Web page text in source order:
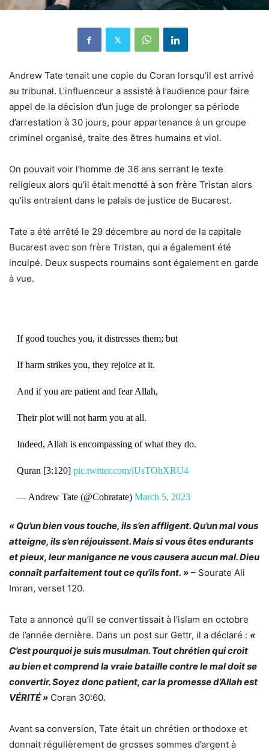
Andrew Tate tenait une copie du Coran lorsqu’il est arrivé
au tribunal. L’influenceur a assisté à l’audience pour faire
appel de la décision d’un juge de prolonger sa période
d’arrestation à 30 jours, pour appartenance à un groupe
criminel organisé, traite des êtres humains et viol.
On pouvait voir l’homme de 36 ans serrant le texte
religieux alors qu’il était menotté à son frère Tristan alors
qu’ils entraient dans le palais de justice de Bucarest.
Tate a été arrêté le 29 décembre au nord de la capitale
Bucarest avec son frère Tristan, qui a également été
inculpé. Deux suspects roumains sont également en garde
à vue.
If good touches you, it distresses them; but
If harm strikes you, they rejoice at it.
And if you are patient and fear Allah,
Their plot will not harm you at all.
Indeed, Allah is encompassing of what they do.
Quran [3:120] pic.twitter.com/iUsTOhXRU4
— Andrew Tate (@Cobratate) March 5, 2023
« Qu’un bien vous touche, ils s’en affligent. Qu’un mal vous
atteigne, ils s’en réjouissent. Mais si vous êtes endurants
et pieux, leur manigance ne vous causera aucun mal. Dieu
connaît parfaitement tout ce qu’ils font. » – Sourate Ali
Imran, verset 120.
Tate a annoncé qu’il se convertissait à l’islam en octobre
de l’année dernière. Dans un post sur Gettr, il a déclaré : «
C’est pourquoi je suis musulman. Tout chrétien qui croit
au bien et comprend la vraie bataille contre le mal doit se
convertir. Soyez donc patient, car la promesse d’Allah est
VÉRITÉ » Coran 30:60.
Avant sa conversion, Tate était un chrétien orthodoxe et
donnait régulièrement de grosses sommes d’argent à